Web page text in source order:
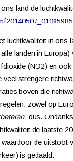
land de
luchtkwaliteit in
alle landen in
(NO2) en
veel strengere
boven die
zowel op
” dus.
de laatste
de uitstoot
is gedaald.